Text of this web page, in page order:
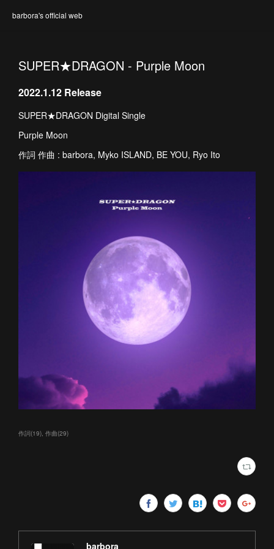
barbora's official web
SUPER★DRAGON - Purple Moon
2022.1.12 Release
SUPER★DRAGON Digital Single
Purple Moon
作詞 作曲 : barbora, Myko ISLAND, BE YOU, Ryo Ito
作詞(19) 作曲(29)
barbora